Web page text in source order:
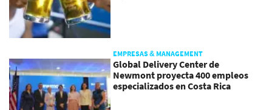
EMPRESAS & MANAGEMENT
Global Delivery Center de
Newmont proyecta 400 empleos
especializados en Costa Rica